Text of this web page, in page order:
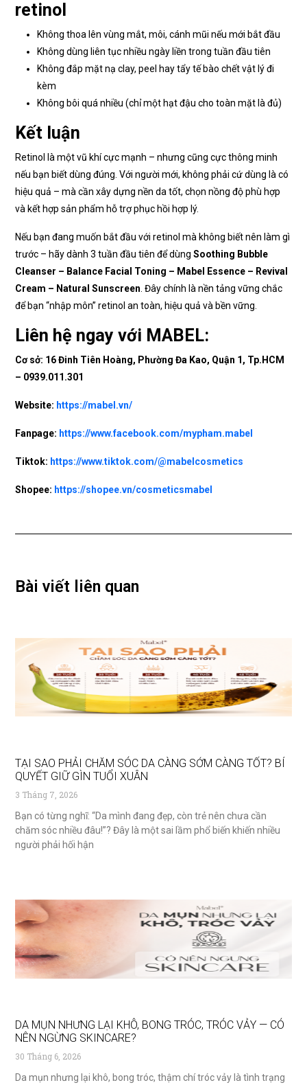
retinol
Không thoa lên vùng mắt, môi, cánh mũi nếu mới bắt đầu
Không dùng liên tục nhiều ngày liền trong tuần đầu tiên
Không đắp mặt nạ clay, peel hay tẩy tế bào chết vật lý đi
kèm
Không bôi quá nhiều (chỉ một hạt đậu cho toàn mặt là đủ)
Kết luận
Retinol là một vũ khí cực mạnh – nhưng cũng cực thông minh
nếu bạn biết dùng đúng. Với người mới, không phải cứ dùng là có
hiệu quả – mà cần xây dựng nền da tốt, chọn nồng độ phù hợp
và kết hợp sản phẩm hỗ trợ phục hồi hợp lý.
Nếu bạn đang muốn bắt đầu với retinol mà không biết nên làm gì
trước – hãy dành 3 tuần đầu tiên để dùngSoothing Bubble
Cleanser – Balance Facial Toning – Mabel Essence – Revival
Cream – Natural Sunscreen . Đây chính là nền tảng vững chắc
để bạn “nhập môn” retinol an toàn, hiệu quả và bền vững.
Liên hệ ngay với MABEL:
Cơ sở: 16 Đinh Tiên Hoàng, Phường Đa Kao, Quận 1, Tp.HCM
– 0939.011.301
Website: https://mabel.vn/
Fanpage: https://www.facebook.com/mypham.mabel
Tiktok: https://www.tiktok.com/@mabelcosmetics
Shopee: https://shopee.vn/cosmeticsmabel
Bài viết liên quan
TẠI SAO PHẢI CHĂM SÓC DA CÀNG SỚM CÀNG TỐT? BÍ
QUYẾT GIỮ GÌN TUỔI XUÂN
3 Tháng 7, 2026
Bạn có từng nghĩ: “Da mình đang đẹp, còn trẻ nên chưa cần
chăm sóc nhiều đâu!”? Đây là một sai lầm phổ biến khiến nhiều
người phải hối hận
DA MỤN NHƯNG LẠI KHÔ, BONG TRÓC, TRÓC VẢY — CÓ
NÊN NGỪNG SKINCARE?
30 Tháng 6, 2026
Da mụn nhưng lại khô, bong tróc, thậm chí tróc vảy là tình trạng